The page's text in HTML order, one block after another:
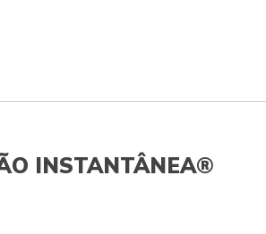
INSTANTÂNEA®